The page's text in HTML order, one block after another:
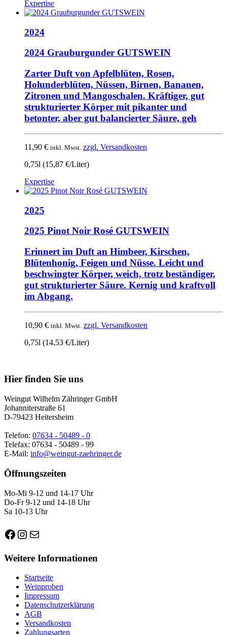
Expertise
2024
2024 Grauburgunder GUTSWEIN
Zarter Duft von Apfelblüten, Rosen,
Holunderblüten, Nüssen, Birnen, Bananen,
Zitronen und Mangoschalen. Kräftiger, gut
strukturierter Körper mit pikanter und
betonter, aber gut balancierter Säure, geh
11,90 € inkl. Mwst. zzgl. Versandkosten
0,75l (15,87 €/Liter)
Expertise
2025
2025 Pinot Noir Rosé GUTSWEIN
Erinnert im Duft an Himbeer, Kirschen,
Blütenhonig, Feigen und Nüsse. Leicht und
beschwingter Körper, weich, trotz beständiger,
gut strukturierter Säure. Kernig und kraftvoll
im Abgang.
10,90 € inkl. Mwst. zzgl. Versandkosten
0,75l (14,53 €/Liter)
oben
Hier finden Sie uns
Weingut Wilhelm Zähringer GmbH
Johanniterstraße 61
D-79423 Heitersheim
Telefon: 07634 - 50489 - 0
Telefax: 07634 - 50489 - 99
E-Mail: info@weingut-zaehringer.de
Öffnungszeiten
Mo-Mi 9-12 und 14-17 Uhr
Do-Fr 9-12 und 14-18 Uhr
Sa 10-13 Uhr
Facebook
Instagram
E-Mail
Weitere Informationen
Startseite
Weinproben
Impressum
Datenschutzerklärung
AGB
Versandkosten
Zahlungsarten